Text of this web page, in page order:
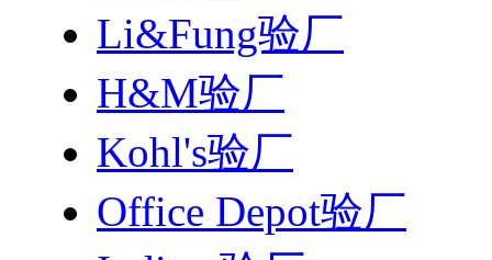
Li&Fung验厂
H&M验厂
Kohl's验厂
Office Depot验厂